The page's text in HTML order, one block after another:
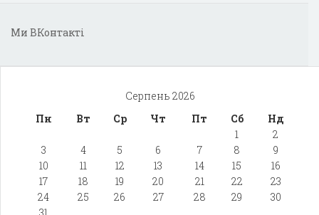
Ми ВКонтакті
Серпень 2026
Пн
Вт Ср Чт Пт Сб
Нд
1
2
3
4 5 6 7 8
9
10
11 12 13 14 15
16
17
18 19 20 21 22
23
24
25 26 27 28 29
30